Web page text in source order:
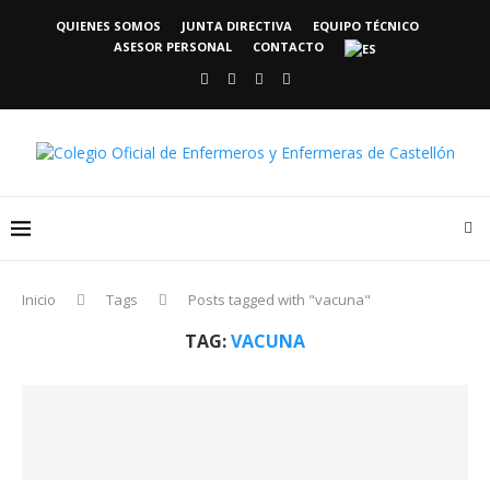
QUIENES SOMOS JUNTA DIRECTIVA
EQUIPO TÉCNICO
ASESOR PERSONAL
CONTACTO
Inicio Tags Posts tagged with "vacuna"
TAG:VACUNA